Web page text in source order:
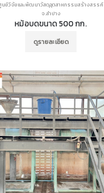
นย์วิจัยและพัฒนาวัสดุอุตสาหกรรมสร้างสรรค์
จ.ลำปาง
หม้อบดขนาด 500 กก.
ดูรายละเอียด